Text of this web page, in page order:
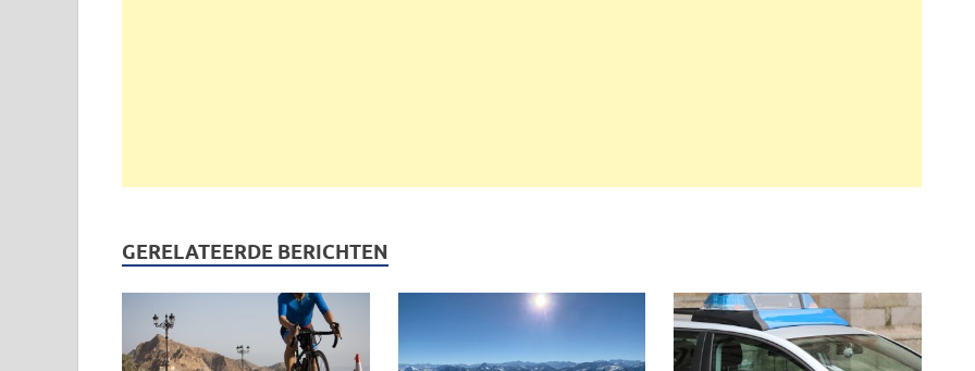
GERELATEERDE BERICHTEN